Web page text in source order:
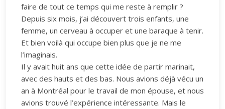
faire de tout ce temps qui me reste à remplir ?
Depuis six mois, j’ai découvert trois enfants, une
femme, un cerveau à occuper et une baraque à tenir.
Et bien voilà qui occupe bien plus que je ne me
l’imaginais.
Il y avait huit ans que cette idée de partir marinait,
avec des hauts et des bas. Nous avions déjà vécu un
an à Montréal pour le travail de mon épouse, et nous
avions trouvé l’expérience intéressante. Mais le